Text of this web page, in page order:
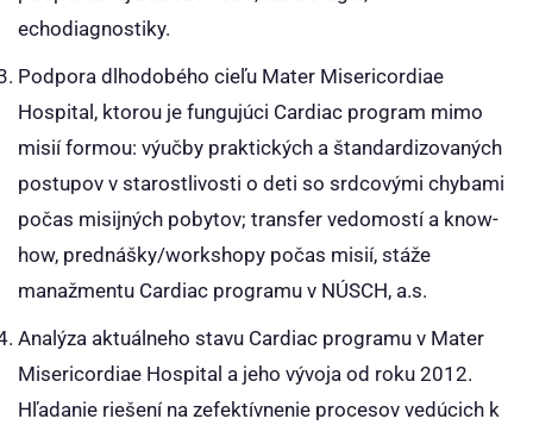
echodiagnostiky.
Podpora dlhodobého cieľu Mater Misericordiae
Hospital, ktorou je fungujúci Cardiac program mimo
misií formou: výučby praktických a štandardizovaných
postupov v starostlivosti o deti so srdcovými chybami
počas misijných pobytov; transfer vedomostí a know-
how, prednášky/workshopy počas misií, stáže
manažmentu Cardiac programu v NÚSCH, a.s.
Analýza aktuálneho stavu Cardiac programu v Mater
Misericordiae Hospital a jeho vývoja od roku 2012.
Hľadanie riešení na zefektívnenie procesov vedúcich k